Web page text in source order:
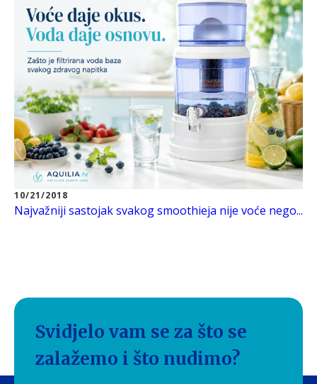
10/21/2018
Najvažniji sastojak svakog smoothieja nije voće nego...
Svidjelo vam se za što se
zalažemo i što nudimo?